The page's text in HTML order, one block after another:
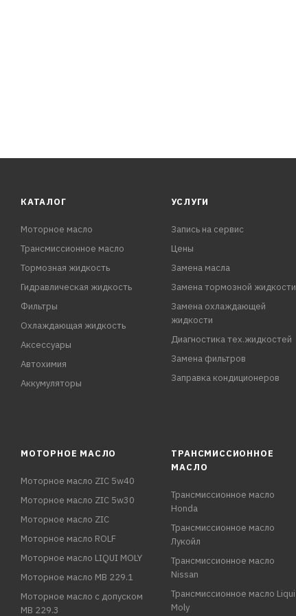
КАТАЛОГ
Моторное масло
Трансмиссионное масло
Тормозная жидкость
Гидравлическая жидкость
Фильтры
Охлаждающая жидкость
Аксессуары
Автохимия
Аккумуляторы
УСЛУГИ
Запись на сервис
Цены
Замена масла
Замена тормозной жидкости
Замена охлаждающей
жидкости
Диагностика тех.жидкостей
Замена фильтров
Заправка кондиционеров
МОТОРНОЕ МАСЛО
Моторное масло ZIC 5w40
Моторное масло ZIC 5w30
Моторное масло ZIC
Моторное масло ROLF
Моторное масло LIQUI MOLY
Моторное масло MB 229.1
Моторное масло с допуском
MB 229.3
ТРАНСМИССИОННОЕ
МАСЛО
Трансмиссионное масло
Honda
Трансмиссионное масло
Лукойл
Трансмиссионное масло
Nissan
Трансмиссионное масло Liqui
Moly